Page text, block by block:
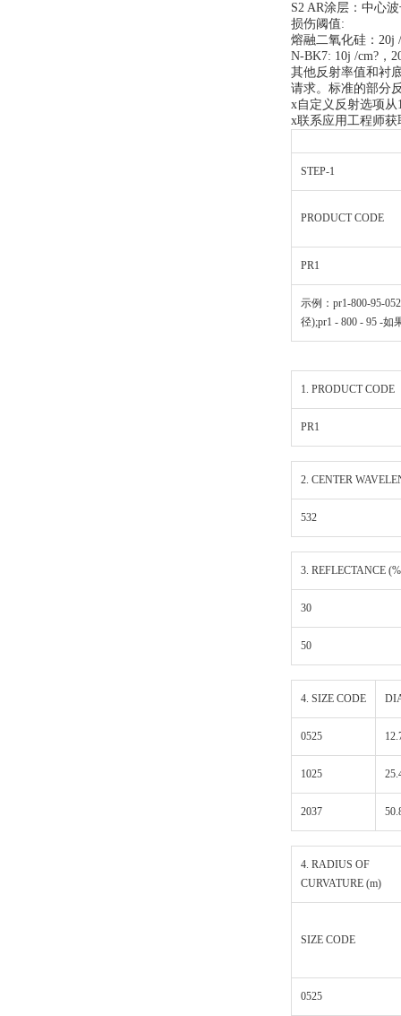
S2 AR涂层：中心
损伤阈值:
熔融二氧化硅：20j
N-BK7: 10j /cm?，
其他反射率值和衬
请求。标准的部分
x自定义反射选项
x联系应用工程师获
STEP-1
PRODUCT CODE
PR1
示例：pr1-800-95-
径);pr1 - 800 - 95 -如
1. PRODUCT CODE
PR1
2. CENTER
532
3. REFLECTANCE
30
50
4. SIZE CODE
0525
1025
2037
4. RADIUS OF
CURVATURE (m)
SIZE CODE
0525